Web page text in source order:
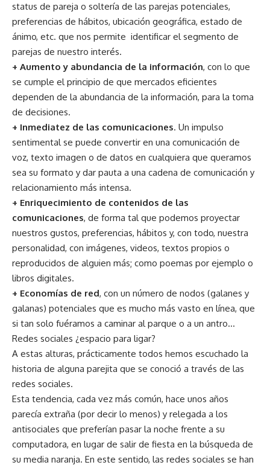
status de pareja o soltería de las parejas potenciales,
preferencias de hábitos, ubicación geográfica, estado de
ánimo, etc. que nos permite identificar el segmento de
parejas de nuestro interés.
+ Aumento y abundancia de la información, con lo que
se cumple el principio de que mercados eficientes
dependen de la abundancia de la información, para la toma
de decisiones.
+ Inmediatez de las comunicaciones. Un impulso
sentimental se puede convertir en una comunicación de
voz, texto imagen o de datos en cualquiera que queramos
sea su formato y dar pauta a una cadena de comunicación y
relacionamiento más intensa.
+ Enriquecimiento de contenidos de las
comunicaciones, de forma tal que podemos proyectar
nuestros gustos, preferencias, hábitos y, con todo, nuestra
personalidad, con imágenes, videos, textos propios o
reproducidos de alguien más; como poemas por ejemplo o
libros digitales.
+ Economías de red, con un número de nodos (galanes y
galanas) potenciales que es mucho más vasto en línea, que
si tan solo fuéramos a caminar al parque o a un antro…
Redes sociales ¿espacio para ligar?
A estas alturas, prácticamente todos hemos escuchado la
historia de alguna parejita que se conoció a través de las
redes sociales.
Esta tendencia, cada vez más común, hace unos años
parecía extraña (por decir lo menos) y relegada a los
antisociales que preferían pasar la noche frente a su
computadora, en lugar de salir de fiesta en la búsqueda de
su media naranja. En este sentido, las redes sociales se han